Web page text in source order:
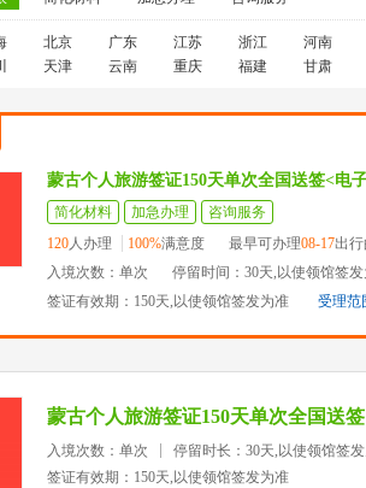
北京 广东 江苏 浙江
河南
天津 云南 重庆 福建 甘肃
蒙古个人旅游签证150天单次全国送签<电
简化材料 加急办理
咨询服务
120人办理 100%满意度 最早可办理08-17出
入境次数：单次
停留时间：30天,以使领馆签
签证有效期：150天,以使领馆签发为准
受理范
蒙古个人旅游签证150天单次全国送签
入境次数：单次
停留时长：30天,以使领馆签
签证有效期：150天,以使领馆签发为准